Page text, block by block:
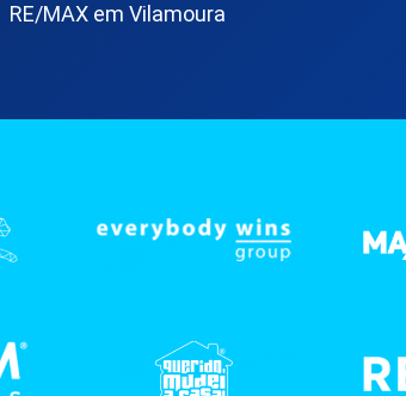
RE/MAX em Vilamoura